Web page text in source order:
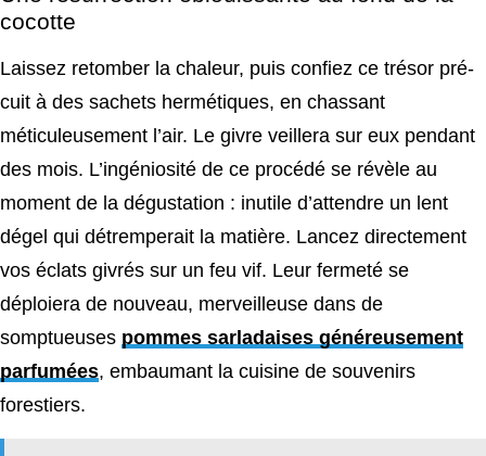
cocotte
Laissez retomber la chaleur, puis confiez ce trésor pré-
cuit à des sachets hermétiques, en chassant
méticuleusement l’air. Le givre veillera sur eux pendant
des mois. L’ingéniosité de ce procédé se révèle au
moment de la dégustation : inutile d’attendre un lent
dégel qui détremperait la matière. Lancez directement
vos éclats givrés sur un feu vif. Leur fermeté se
déploiera de nouveau, merveilleuse dans de
somptueuses pommes sarladaises généreusement
parfumées, embaumant la cuisine de souvenirs
forestiers.